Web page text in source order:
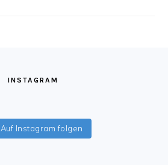
INSTAGRAM
Auf Instagram folgen